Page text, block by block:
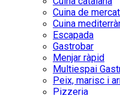
Cuina de mercat
Cuina
Escapada
Gastrobar
Menjar ràpid
Multiespai
Peix, marisc i
Pizzeria